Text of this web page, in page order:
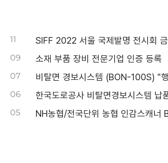
11 SIFF 2022 서울 국제발명 전시회
09 소재 부품 장비 전문기업 인증 등록
07 비탈면 경보시스템 (BON-100S) "
06 한국도로공사 비탈면경보시스템 납
05 NH농협/전국단위 농협 인감스캐너